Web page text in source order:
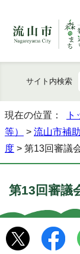
サイト内検索
現在の位置：
等）
> 流山市補
度 > 第13回審議
第13回審議